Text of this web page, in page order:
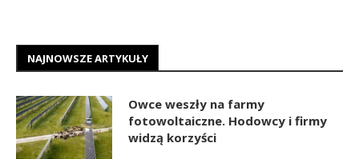
NAJNOWSZE ARTYKUŁY
Owce weszły na farmy
fotowoltaiczne. Hodowcy i firmy
widzą korzyści